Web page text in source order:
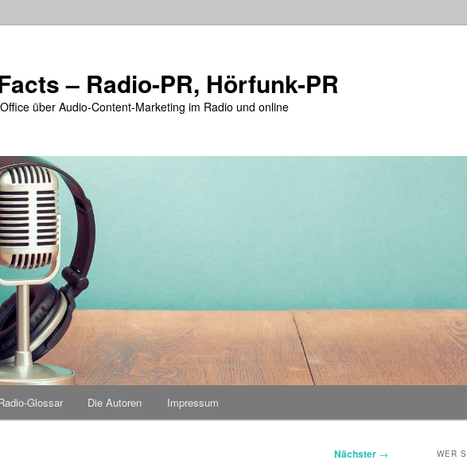
– Radio-PR, Hörfunk-PR
über Audio-Content-Marketing im Radio und online
Glossar Die Autoren Impressum
Nächster → WER